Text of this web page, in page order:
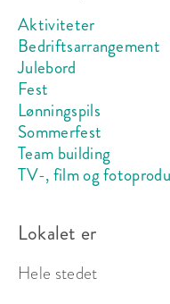
Aktiviteter
Bedriftsarrangement
Julebord
Fest
Lønningspils
Sommerfest
Team building
TV-, film og
Lokalet er
Hele stedet